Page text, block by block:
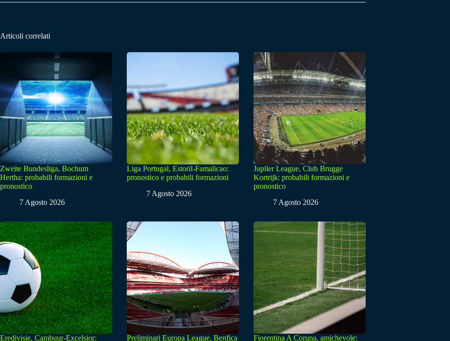
Articoli correlati
Zweite Bundesliga, Bochum
Hertha: probabili formazioni e
pronostico
7 Agosto 2026
Liga Portugal, Estoril-Famalicao:
pronostico e probabili formazioni
7 Agosto 2026
Jupiler League, Club Brugge
Kortrijk: probabili formazioni e
pronostico
7 Agosto 2026
Eredivisie, Cambuur-Excelsior: Preliminari Europa League, Benfica Fiorentina A Coruna, amichevole: